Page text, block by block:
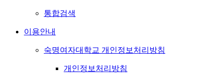
통합검색
이용안내
숙명여자대학교 개인정보처리방침
개인정보처리방침